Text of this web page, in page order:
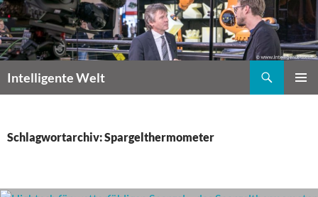
Zum
Inhalt
springen
Intelligente Welt
Schlagwortarchiv: Spargelthermometer